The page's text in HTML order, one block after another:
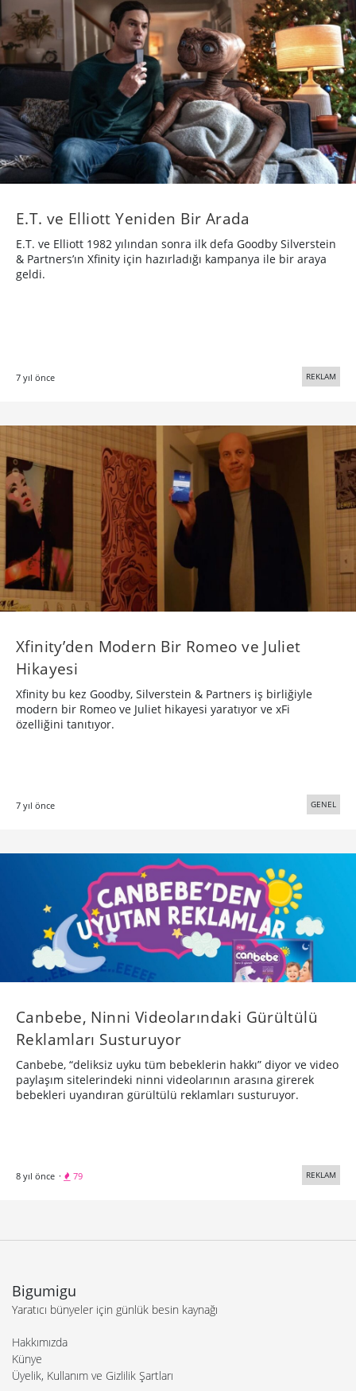
E.T. ve Elliott Yeniden Bir Arada
E.T. ve Elliott 1982 yılından sonra ilk defa Goodby Silverstein
& Partners’ın Xfinity için hazırladığı kampanya ile bir araya
geldi.
7 yıl önce REKLAM
Xfinity’den Modern Bir Romeo ve Juliet
Hikayesi
Xfinity bu kez Goodby, Silverstein & Partners iş birliğiyle
modern bir Romeo ve Juliet hikayesi yaratıyor ve xFi
özelliğini tanıtıyor.
7 yıl önce GENEL
Canbebe, Ninni Videolarındaki Gürültülü
Reklamları Susturuyor
Canbebe, “deliksiz uyku tüm bebeklerin hakkı” diyor ve video
paylaşım sitelerindeki ninni videolarının arasına girerek
bebekleri uyandıran gürültülü reklamları susturuyor.
8 yıl önce · 79 REKLAM
Bigumigu
Yaratıcı bünyeler için günlük besin kaynağı
Hakkımızda
Künye
Üyelik, Kullanım ve Gizlilik Şartları